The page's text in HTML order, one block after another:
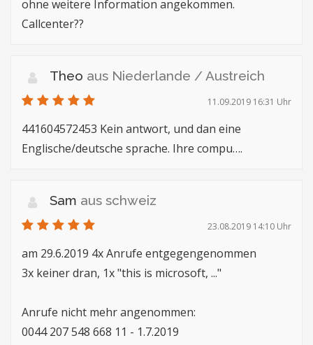
ohne weitere Information angekommen.
Callcenter??
Theo aus Niederlande / Austreich
11.09.2019 16:31 Uhr
441604572453 Kein antwort, und dan eine
Englische/deutsche sprache. Ihre compu….
Sam aus schweiz
23.08.2019 14:10 Uhr
am 29.6.2019 4x Anrufe entgegengenommen
3x keiner dran, 1x "this is microsoft, ..."
Anrufe nicht mehr angenommen:
0044 207 548 668 11 - 1.7.2019